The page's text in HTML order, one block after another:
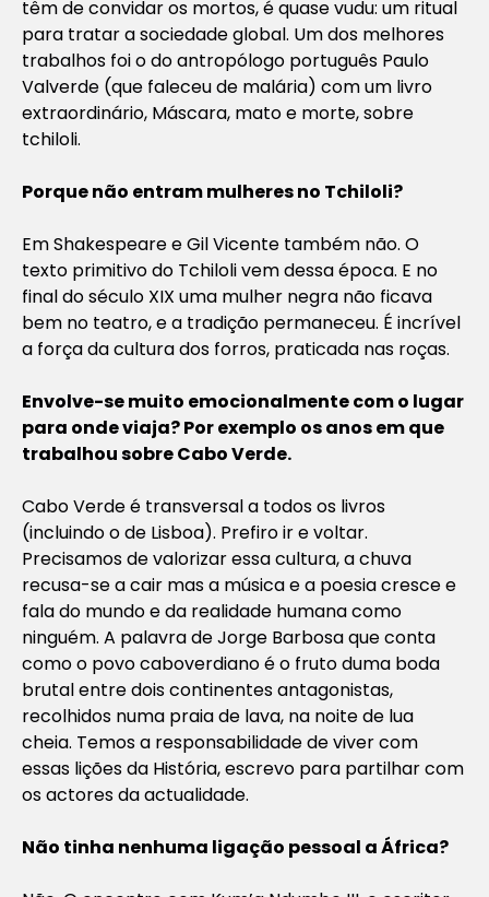
têm de convidar os mortos, é quase vudu: um ritual
para tratar a sociedade global. Um dos melhores
trabalhos foi o do antropólogo português Paulo
Valverde (que faleceu de malária) com um livro
extraordinário, Máscara, mato e morte, sobre
tchiloli.
Porque não entram mulheres no Tchiloli?
Em Shakespeare e Gil Vicente também não. O
texto primitivo do Tchiloli vem dessa época. E no
final do século XIX uma mulher negra não ficava
bem no teatro, e a tradição permaneceu. É incrível
a força da cultura dos forros, praticada nas roças.
Envolve-se muito emocionalmente com o lugar
para onde viaja? Por exemplo os anos em que
trabalhou sobre Cabo Verde.
Cabo Verde é transversal a todos os livros
(incluindo o de Lisboa). Prefiro ir e voltar.
Precisamos de valorizar essa cultura, a chuva
recusa-se a cair mas a música e a poesia cresce e
fala do mundo e da realidade humana como
ninguém. A palavra de Jorge Barbosa que conta
como o povo caboverdiano é o fruto duma boda
brutal entre dois continentes antagonistas,
recolhidos numa praia de lava, na noite de lua
cheia. Temos a responsabilidade de viver com
essas lições da História, escrevo para partilhar com
os actores da actualidade.
Não tinha nenhuma ligação pessoal a África?